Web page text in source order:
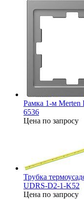
Рамка 1-м Merten
6536
Цена по запросу
Трубка
UDRS-D2-1-K52
Цена по запросу